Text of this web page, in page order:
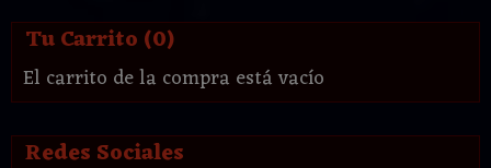
Tu Carrito (0)
El carrito de la compra está vacío
Redes Sociales